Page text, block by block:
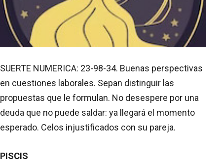
SUERTE NUMERICA: 23-98-34. Buenas perspectivas
en cuestiones laborales. Sepan distinguir las
propuestas que le formulan. No desespere por una
deuda que no puede saldar: ya llegará el momento
esperado. Celos injustificados con su pareja.
PISCIS